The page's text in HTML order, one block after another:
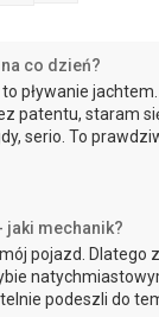
co dzień?
pływanie
patentu, staram
serio. To
jaki mechanik?
pojazd. Dlatego
podeszli do